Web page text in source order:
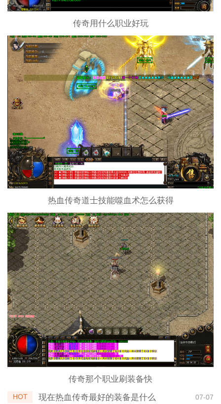
传奇用什么职业好玩
热血传奇道士技能噬血术怎么获得
传奇那个职业刷装备快
HOT 现在热血传奇最好的装备是什么 07-07